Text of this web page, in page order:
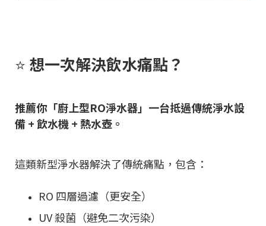
⭐ 想一次解決飲水痛點？
推薦你「廚上型RO淨水器」一台抵過傳統淨水設
備 + 飲水機 + 熱水壺。
這類新型淨水器解決了傳統痛點，包含：
RO 四層過濾（更安全）
UV 殺菌（避免二次污染）